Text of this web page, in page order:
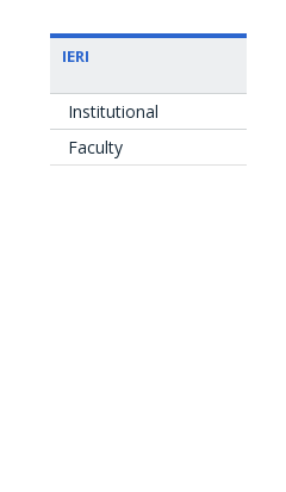
IERI
Institutional
Faculty